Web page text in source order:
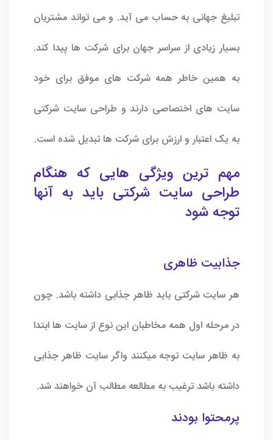
تبلیغ جهانی به حساب می آید. و می تواند مشتریان
بسیار زیادی از سراسر جهان برای شرکت ها پیدا کند.
به همین خاطر همه شرکت های موفق برای خود
سایت های اختصاصی دارند و طراحی سایت شرکتی
به یک اعتبار و ارزش برای شرکت ها تبدیل شده است.
مهم ترین ویژگی هایی که هنگام
طراحی سایت شرکتی باید به آنها
توجه شود
جذابیت ظاهری
هر سایت شرکتی باید ظاهر جذابی داشته باشد. چون
در مرحله اول همه مخاطبان این نوع از سایت ها ابتدا
به ظاهر سایت توجه میکنند واگر سایت ظاهر جذابی
داشته باشد ترغیب به مطالعه مطالب آن خواهند شد.
پرمحتوا بودند